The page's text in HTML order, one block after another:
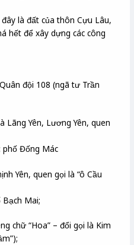
là đất của thôn Cựu Lâu,
hết để xây dựng các công
đội 108 (ngã tư Trần
Lãng Yên, Lương Yên, quen
phố Đống Mác
Yên, quen gọi là “ô Cầu
Mai;
chữ “Hoa” – đổi gọi là Kim